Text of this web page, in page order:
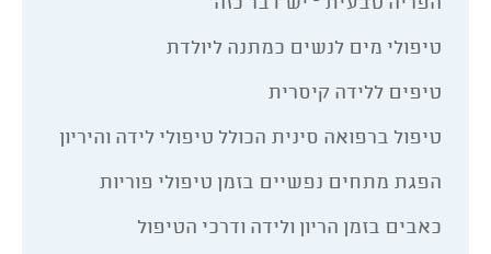
טיפולי מים לנשים כמתנה ליולדת
טיפים ללידה קיסרית
טיפול ברפואה סינית הכולל טיפולי לידה והיריון
הפגת מתחים נפשיים בזמן טיפולי פוריות
כאבים בזמן הריון ולידה ודרכי הטיפול